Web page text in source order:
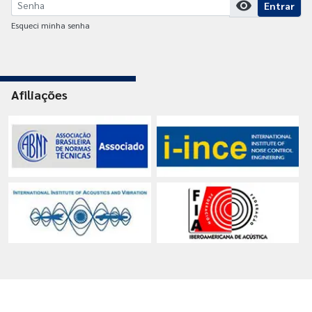
visibility Entrar
Esqueci minha senha
Afiliações